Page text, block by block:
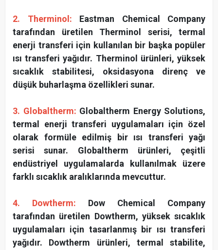
2. Therminol: Eastman Chemical Company
tarafından üretilen Therminol serisi, termal
enerji transferi için kullanılan bir başka popüler
ısı transferi yağıdır. Therminol ürünleri, yüksek
sıcaklık stabilitesi, oksidasyona direnç ve
düşük buharlaşma özellikleri sunar.
3. Globaltherm: Globaltherm Energy Solutions,
termal enerji transferi uygulamaları için özel
olarak formüle edilmiş bir ısı transferi yağı
serisi sunar. Globaltherm ürünleri, çeşitli
endüstriyel uygulamalarda kullanılmak üzere
farklı sıcaklık aralıklarında mevcuttur.
4. Dowtherm: Dow Chemical Company
tarafından üretilen Dowtherm, yüksek sıcaklık
uygulamaları için tasarlanmış bir ısı transferi
yağıdır. Dowtherm ürünleri, termal stabilite,